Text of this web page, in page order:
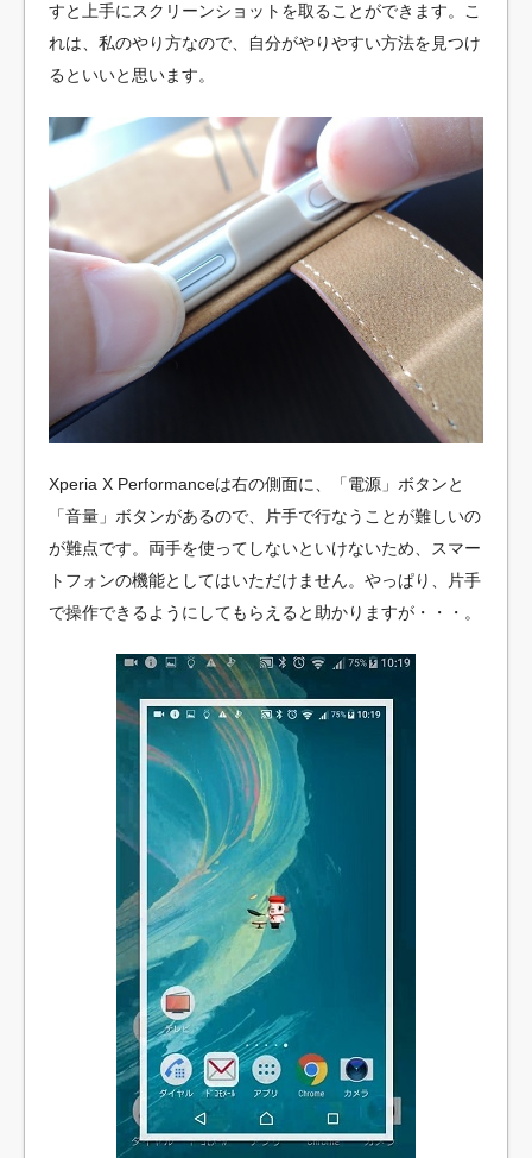
すと上手にスクリーンショットを取ることができます。こ
れは、私のやり方なので、自分がやりやすい方法を見つけ
るといいと思います。
Xperia X Performanceは右の側面に、「電源」ボタンと
「音量」ボタンがあるので、片手で行なうことが難しいの
が難点です。両手を使ってしないといけないため、スマー
トフォンの機能としてはいただけません。やっぱり、片手
で操作できるようにしてもらえると助かりますが・・・。